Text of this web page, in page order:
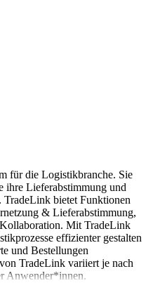
für die Logistikbranche. Sie
ihre Lieferabstimmung und
TradeLink bietet Funktionen
& Lieferabstimmung,
Mit TradeLink
effizienter gestalten
und Bestellungen
TradeLink variiert je nach
Anwender*innen.